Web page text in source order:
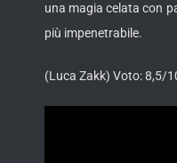
una magia celata con
più impenetrabile.
(Luca Zakk) Voto: 8,5/